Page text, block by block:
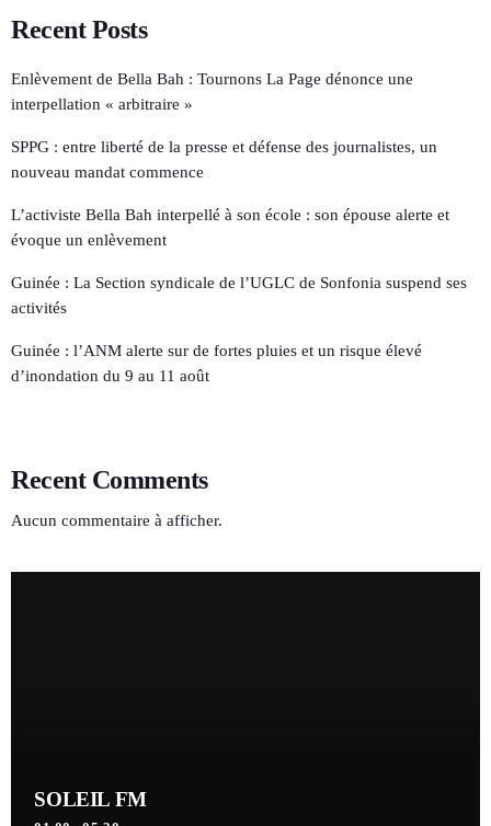
Recent Posts
Enlèvement de Bella Bah : Tournons La Page dénonce une
interpellation « arbitraire »
SPPG : entre liberté de la presse et défense des journalistes, un
nouveau mandat commence
L’activiste Bella Bah interpellé à son école : son épouse alerte et
évoque un enlèvement
Guinée : La Section syndicale de l’UGLC de Sonfonia suspend ses
activités
Guinée : l’ANM alerte sur de fortes pluies et un risque élevé
d’inondation du 9 au 11 août
Recent Comments
Aucun commentaire à afficher.
SOLEIL FM